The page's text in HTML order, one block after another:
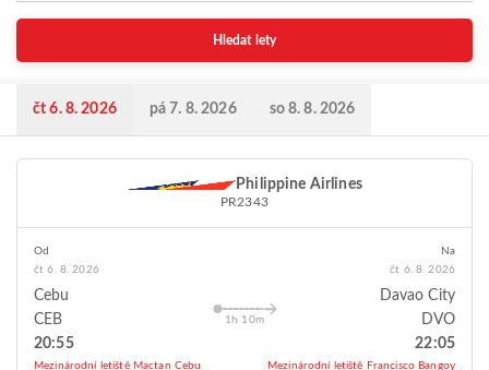
Hledat lety
čt 6. 8. 2026 pá 7. 8. 2026 so 8. 8. 2026
Philippine Airlines
PR2343
Od
čt 6. 8. 2026
Cebu
CEB
20:55
Mezinárodní letiště Mactan Cebu
1h 10m
Na
čt 6. 8. 2026
Davao City
DVO
22:05
Mezinárodní letiště Francisco Bangoy